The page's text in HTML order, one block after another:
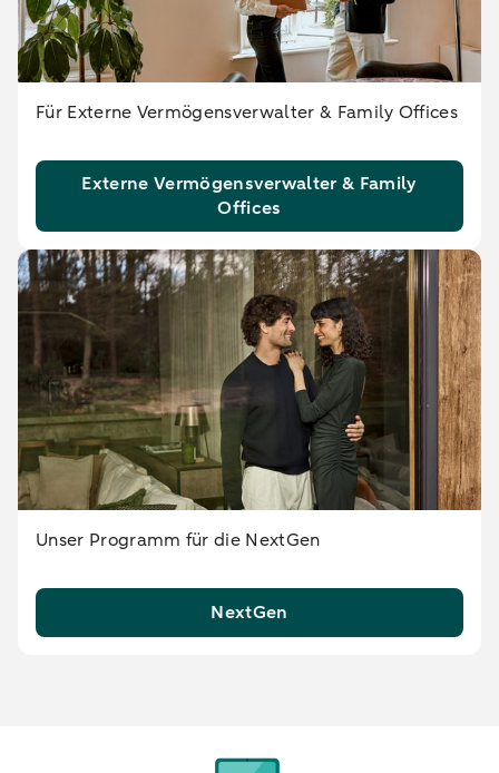
Für Externe Vermögensverwalter & Family Offices
Externe Vermögensverwalter & Family
Offices
Unser Programm für die NextGen
NextGen